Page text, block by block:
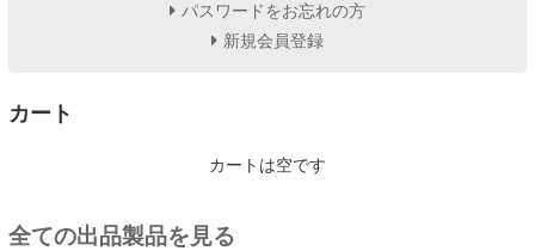
パスワードをお忘れの方
新規会員登録
カート
カートは空です
全ての出品製品を見る